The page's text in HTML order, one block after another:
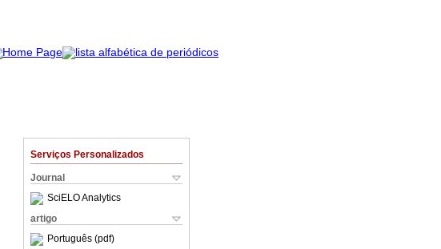
Serviços Personalizados
Journal
SciELO Analytics
artigo
Português (pdf)